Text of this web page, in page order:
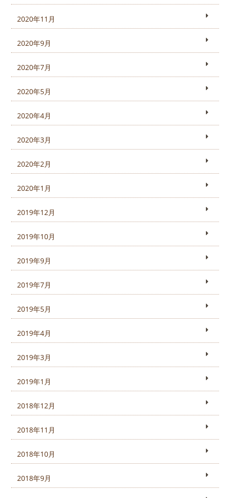
2020年11月
2020年9月
2020年7月
2020年5月
2020年4月
2020年3月
2020年2月
2020年1月
2019年12月
2019年10月
2019年9月
2019年7月
2019年5月
2019年4月
2019年3月
2019年1月
2018年12月
2018年11月
2018年10月
2018年9月